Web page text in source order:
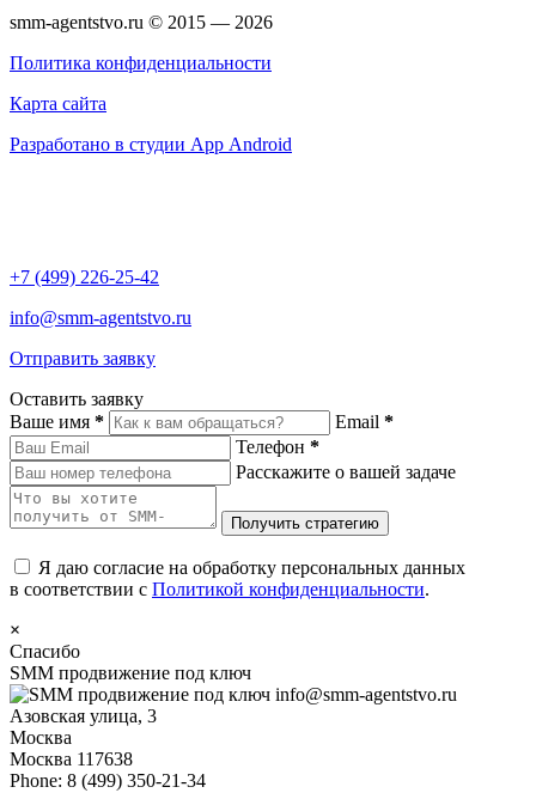
smm-agentstvo.ru © 2015 — 2026
Политика конфиденциальности
Карта сайта
Разработано в студии App Android
+7 (499) 226-25-42
info@smm-agentstvo.ru
Отправить заявку
Оставить заявку
Ваше имя * Email *
Телефон *
Расскажите о вашей задаче
Я даю согласие на обработку персональных данных
в соответствии с Политикой конфиденциальности.
×
Спасибо
SMM продвижение под ключ
info@smm-agentstvo.ru
Азовская улица, 3
Москва
Москва 117638
Phone: 8 (499) 350-21-34